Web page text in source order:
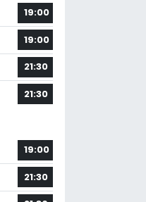
19:00
19:00
21:30
21:30
19:00
21:30